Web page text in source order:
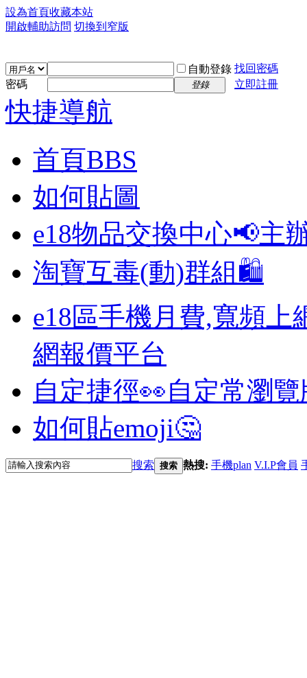
設為首頁收藏本站
開啟輔助訪問 切換到窄版
自動登錄 找回密碼
密碼
登錄 立即註冊
快捷導航
首頁BBS
如何貼圖
e18物品交換中心📢主
淘寶互毒(動)群組🛍️
e18區手機月費,寬頻上
網報價平台
自定捷徑👀自定常瀏
如何貼emoji🤔
搜索 搜索 熱搜: 手機plan V.I.P會員